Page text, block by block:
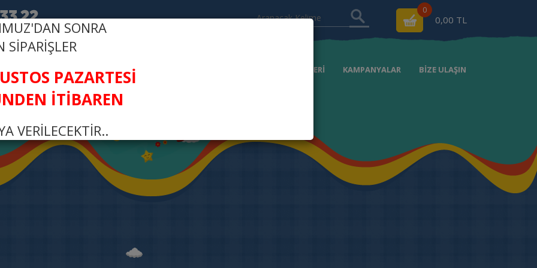
0
0,00 TL
FIRSAT ÜRÜNLERİ KAMPANYALAR BİZE ULAŞIN
SONRA
SİPARİŞLER
PAZARTESİ
İTİBAREN
VERİLECEKTİR..